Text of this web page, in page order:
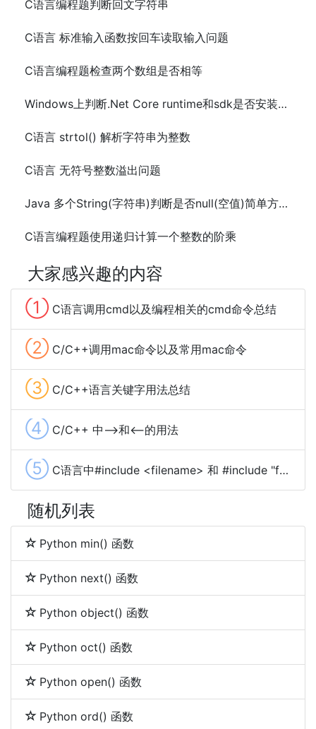
C语言编程题判断回文字符串
C语言 标准输入函数按回车读取输入问题
C语言编程题检查两个数组是否相等
Windows上判断.Net Core runtime和sdk是否安装方法
C语言 strtol() 解析字符串为整数
C语言 无符号整数溢出问题
Java 多个String(字符串)判断是否null(空值)简单方法代码
C语言编程题使用递归计算一个整数的阶乘
大家感兴趣的内容
① C语言调用cmd以及编程相关的cmd命令总结
② C/C++调用mac命令以及常用mac命令
③ C/C++语言关键字用法总结
④ C/C++ 中-->和<--的用法
⑤ C语言中#include <filename> 和 #include "filename"的区别
随机列表
Python min() 函数
Python next() 函数
Python object() 函数
Python oct() 函数
Python open() 函数
Python ord() 函数